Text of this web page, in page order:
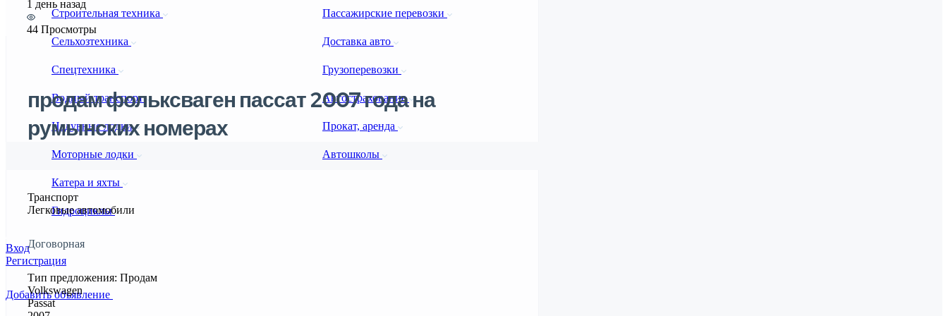
Строительная техника
Сельхозтехника
Спецтехника
Водный транспорт
Надувные лодки
Моторные лодки
Катера и яхты
Гидроциклы
Пассажирские перевозки
Доставка авто
Грузоперевозки
Автострахование
Прокат, аренда
Автошколы
Вход
Регистрация
Добавить объявление
1 день назад
44 Просмотры
продам фольксваген пассат 2007 года на
румынских номерах
Транспорт
Легковые автомобили
Договорная
Тип предложения: Продам
Volkswagen
Passat